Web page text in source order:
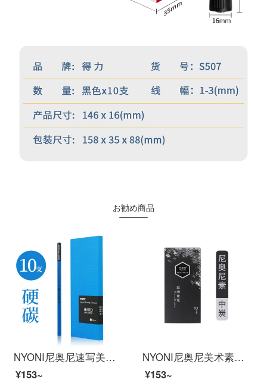
お勧め商品
NYONI尼奥尼速写美术生专用素描笔碳笔软中硬绘画笔特软性铅笔画工具专业画笔绿杆画画铅笔 硬炭（10支装）
¥153~
NYONI尼奥尼美术素描速写碳笔软中硬性绘画专用不易断芯专业绘画碳笔画画笔美术生专用考试用笔 尼奥尼碳笔抽屉盒（中）
¥153~